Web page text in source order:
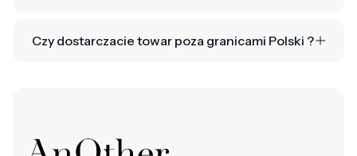
Czy dostarczacie towar poza granicami Polski ?